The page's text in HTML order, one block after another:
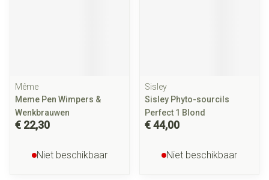
Même
Meme Pen Wimpers &
Wenkbrauwen
€ 22,30
Niet beschikbaar
Sisley
Sisley Phyto-sourcils
Perfect 1 Blond
€ 44,00
Niet beschikbaar